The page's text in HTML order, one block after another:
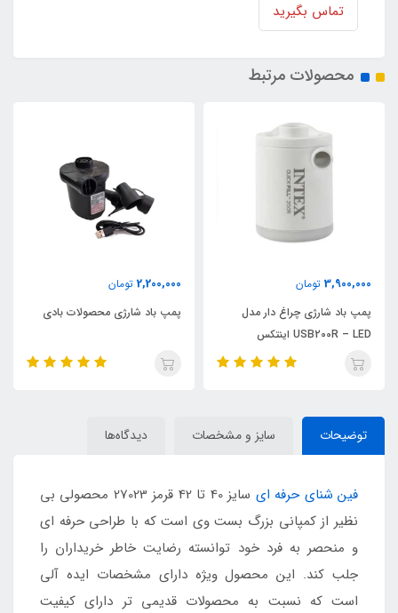
تماس بگیرید
محصولات مرتبط
مدل
2,200,000
پمپ باد شارژی محصولات بادی
9,900,000
پمپ تصفیه آب فیلتری
توضیحات سایز و مشخصات دیدگاه‌ها
فین شنای حرفه ای
سایز 40 تا 42 قرمز 27023 محصولی بی
نظیر از کمپانی بزرگ بست وی است که با طراحی حرفه ای
و منحصر به فرد خود توانسته رضایت خاطر خریداران را
جلب کند. این محصول ویژه دارای مشخصات ایده آلی
است که نسبت به محصولات قدیمی تر دارای کیفیت